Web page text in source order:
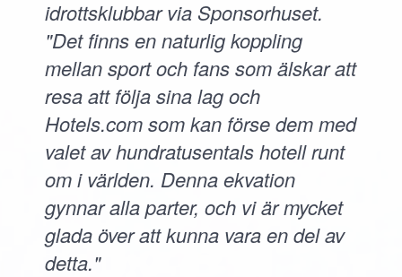
idrottsklubbar via Sponsorhuset.
"Det finns en naturlig koppling
mellan sport och fans som älskar att
resa att följa sina lag och
Hotels.com som kan förse dem med
valet av hundratusentals hotell runt
om i världen. Denna ekvation
gynnar alla parter, och vi är mycket
glada över att kunna vara en del av
detta."